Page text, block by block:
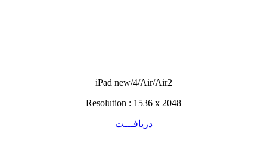
iPad new/4/Air/Air2
Resolution : 1536 x 2048
دریافـــت